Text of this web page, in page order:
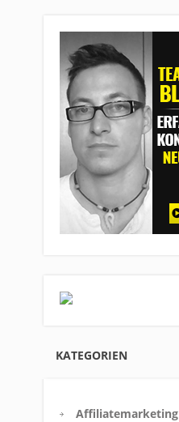
KATEGORIEN
Affiliatemarketing